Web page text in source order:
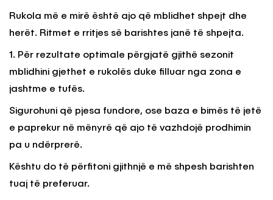
Rukola më e mirë është ajo që mblidhet shpejt dhe
herët. Ritmet e rritjes së barishtes janë të shpejta.
1. Për rezultate optimale përgjatë gjithë sezonit
mblidhini gjethet e rukolës duke filluar nga zona e
jashtme e tufës.
Sigurohuni që pjesa fundore, ose baza e bimës të jetë
e paprekur në mënyrë që ajo të vazhdojë prodhimin
pa u ndërprerë.
Kështu do të përfitoni gjithnjë e më shpesh barishten
tuaj të preferuar.